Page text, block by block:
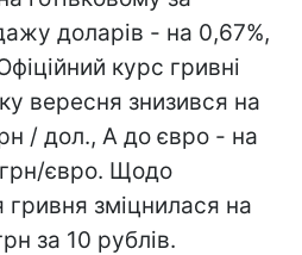
доларів - на 0,67%,
курс гривні
вересня знизився на
/ дол., А до євро - на
євро. Щодо
гривня зміцнилася на
за 10 рублів.